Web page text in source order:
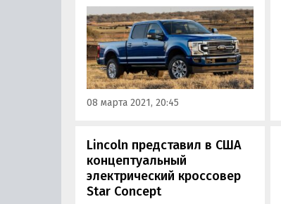
американскому грузовичку
дополнительный стайлинг
пакет, новые варианты
отделки салона и передовой
мультимедийный комплекс
четвертого поколения.
08 марта 2021, 20:45
Lincoln представил в США
концептуальный
электрический кроссовер
Star Concept